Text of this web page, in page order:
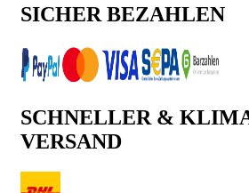
SICHER BEZAHLEN
SCHNELLER &
VERSAND